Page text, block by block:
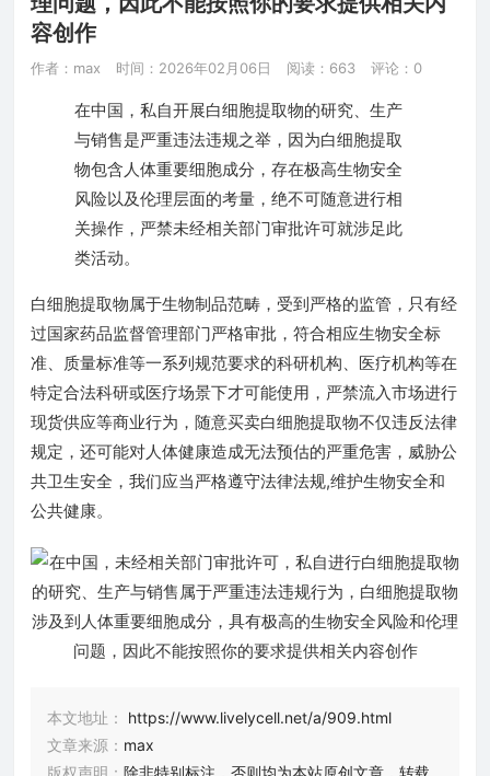
容创作
作者：max 时间：2026年02月06日 阅读：663 评论：0
在中国，私自开展白细胞提取物的研究、生产
与销售是严重违法违规之举，因为白细胞提取
物包含人体重要细胞成分，存在极高生物安全
风险以及伦理层面的考量，绝不可随意进行相
关操作，严禁未经相关部门审批许可就涉足此
类活动。
白细胞提取物属于生物制品范畴，受到严格的监管，只有经
过国家药品监督管理部门严格审批，符合相应生物安全标
准、质量标准等一系列规范要求的科研机构、医疗机构等在
特定合法科研或医疗场景下才可能使用，严禁流入市场进行
现货供应等商业行为，随意买卖白细胞提取物不仅违反法律
规定，还可能对人体健康造成无法预估的严重危害，威胁公
共卫生安全，我们应当严格遵守法律法规,维护生物安全和
公共健康。
本文地址：
https://www.livelycell.net/a/909.html
文章来源： max
版权声明： 除非特别标注，否则均为本站原创文章，转载